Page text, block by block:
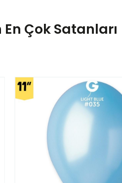
Çok Satanları